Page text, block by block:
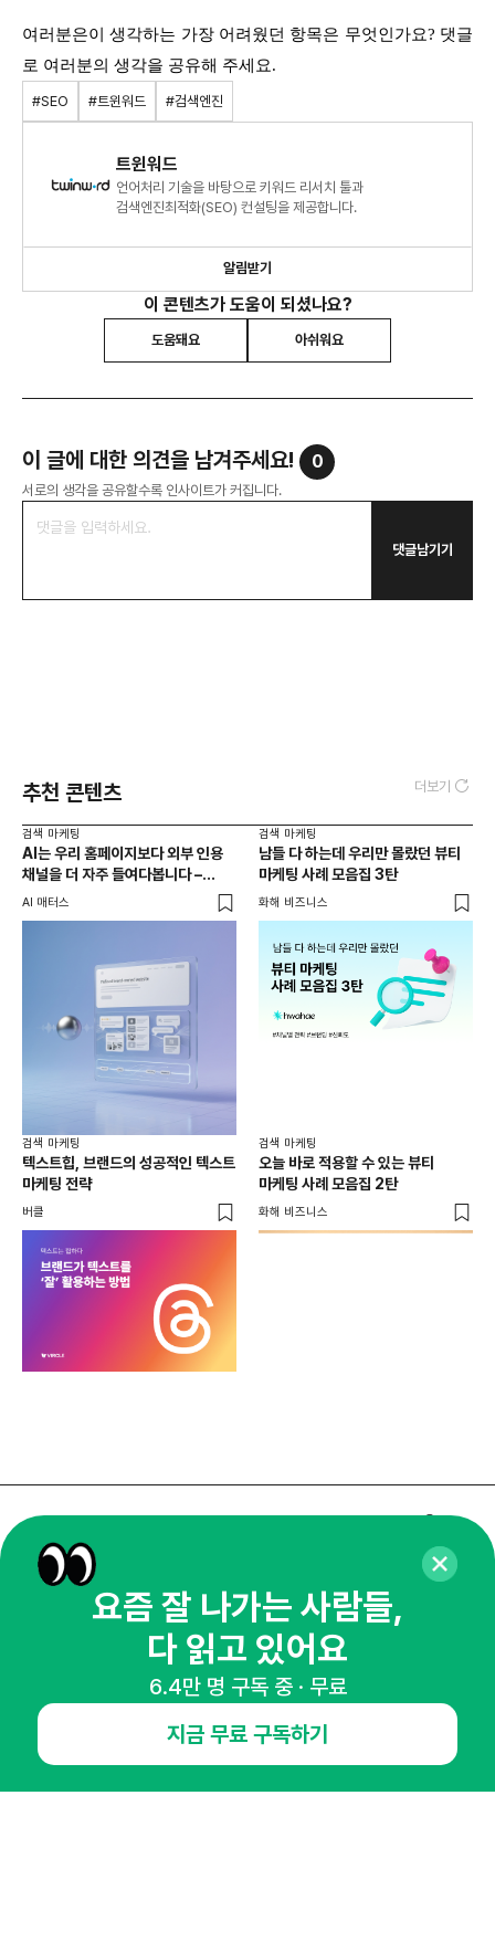
여러분은이 생각하는 가장 어려웠던 항목은 무엇인가요? 댓글
로 여러분의 생각을 공유해 주세요.
#SEO #트윈워드 #검색엔진
트윈워드
언어처리 기술을 바탕으로 키워드 리서치 툴과
검색엔진최적화(SEO) 컨설팅을 제공합니다.
알림받기
이 콘텐츠가 도움이 되셨나요?
도움돼요 아쉬워요
이 글에 대한 의견을 남겨주세요! 0
서로의 생각을 공유할수록 인사이트가 커집니다.
댓글남기기
추천 콘텐츠 더보기
검색 마케팅
AI는 우리 홈페이지보다 외부 인용
채널을 더 자주 들여다봅니다 –
두툼한 인용 레이어를 짜는 법
AI 매터스
검색 마케팅
남들 다 하는데 우리만 몰랐던 뷰티
마케팅 사례 모음집 3탄
화해 비즈니스
검색 마케팅
텍스트힙, 브랜드의 성공적인 텍스트
마케팅 전략
버클
검색 마케팅
오늘 바로 적용할 수 있는 뷰티
마케팅 사례 모음집 2탄
화해 비즈니스
매주 화요일 아침,
마케팅 감각을 깨워 드릴게요!
65,043명의 마케터를 성장시키는 뉴스레터
NHN AD
요즘 잘 나가는 사람들,
다 읽고 있어요
6.4만 명 구독 중 · 무료
지금 무료 구독하기